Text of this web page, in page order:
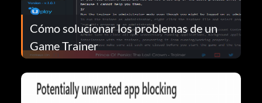
Cómo solucionar los problemas de un
Game Trainer